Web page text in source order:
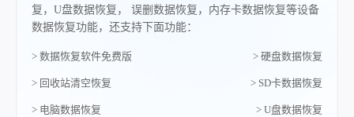
复，U盘数据恢复， 误删数据恢复，内存卡数据恢复等设备
数据恢复功能，还支持下面功能：
> 数据恢复软件免费版 > 硬盘数据恢复
> 回收站清空恢复 > SD卡数据恢复
> 电脑数据恢复 > U盘数据恢复